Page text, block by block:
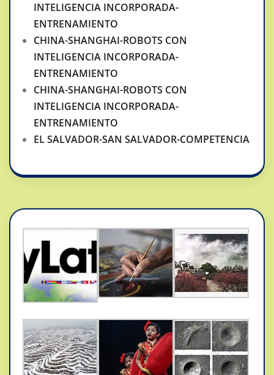
INTELIGENCIA INCORPORADA-
ENTRENAMIENTO
CHINA-SHANGHAI-ROBOTS CON
INTELIGENCIA INCORPORADA-
ENTRENAMIENTO
CHINA-SHANGHAI-ROBOTS CON
INTELIGENCIA INCORPORADA-
ENTRENAMIENTO
EL SALVADOR-SAN SALVADOR-COMPETENCIA